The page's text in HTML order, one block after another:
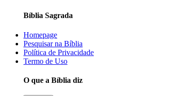
Bíblia Sagrada
Homepage
Pesquisar na Bíblia
Política de Privacidade
Termo de Uso
O que a Bíblia diz